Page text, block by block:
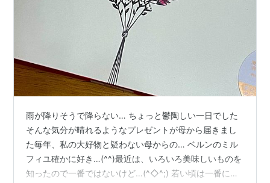
雨が降りそうで降らない… ちょっと鬱陶しい一日でした
そんな気分が晴れるようなプレゼントが母から届きまし
た毎年、私の大好物と疑わない母からの… ベルンのミル
フィユ確かに好き…(^^)最近は、いろいろ美味しいものを
知ったので一番ではないけど…(^◇^;) 若い頃は一番に近